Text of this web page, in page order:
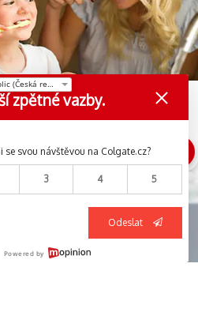
domácích prostředků,
a produktů na bělení
vaše zuby? Opravdu je
řekli, co říkají
a bezpečnosti používání
zpětné vazby.
se svou návštěvou na Colgate.cz?
3 4 5
Odeslat
Powered by